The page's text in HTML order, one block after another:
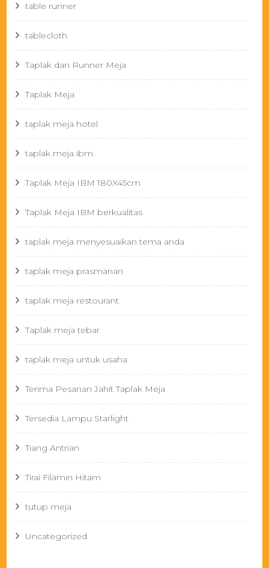
table runner
tablecloth
Taplak dan Runner Meja
Taplak Meja
taplak meja hotel
taplak meja ibm
Taplak Meja IBM 180X45cm
Taplak Meja IBM berkualitas
taplak meja menyesuaikan tema anda
taplak meja prasmanan
taplak meja restourant
Taplak meja tebar
taplak meja untuk usaha
Terima Pesanan Jahit Taplak Meja
Tersedia Lampu Starlight
Tiang Antrian
Tirai Filamin Hitam
tutup meja
Uncategorized